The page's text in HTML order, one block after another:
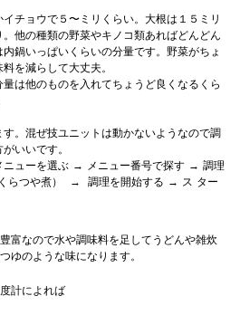
チョウで５〜ミリくらい。大根は１５ミリ
。他の種類の野菜やキノコ類あればどんどん
鍋いっぱいくらいの分量です。野菜がちょ
を減らして大丈夫。
は他のものを入れてちょうど良くなるくら
。混ぜ技ユニットは動かないようなので調
いいです。
ニューを選ぶ → メニュー番号で探す → 調理
らつや煮） → 調理を開始する → ス ター
富なので水や調味料を足してうどんや雑炊
ゆのような味になります。
計によれば